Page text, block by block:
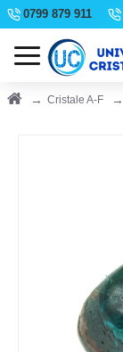
0799 879 911
Cristale A-F